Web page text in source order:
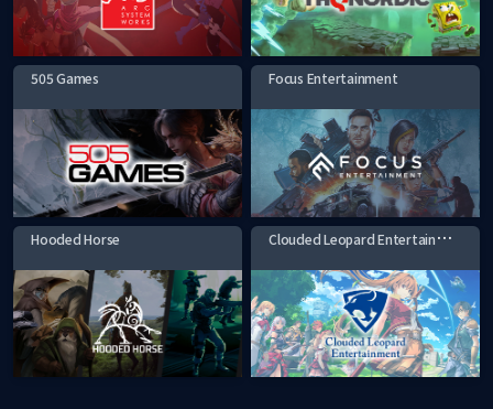
505 Games Focus Entertainment
Hooded Horse C
louded Leopard Entertainment